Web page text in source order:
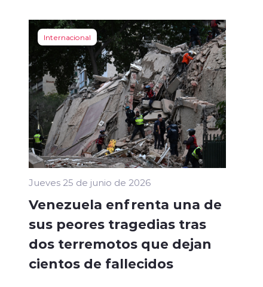
Internacional
Jueves 25 de junio de 2026
Venezuela enfrenta una de
sus peores tragedias tras
dos terremotos que dejan
cientos de fallecidos